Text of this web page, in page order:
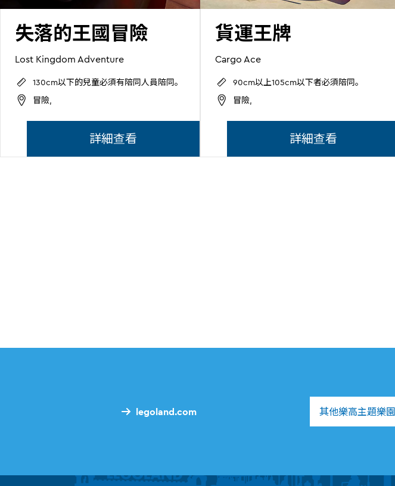
失落的王國冒險
Lost Kingdom Adventure
130cm以下的兒童必須有陪同人員陪同。
冒險,
詳細查看
貨運王牌
Cargo Ace
90cm以上105cm以下者必須陪同。
冒險,
詳細查看
legoland.com 其他樂高主題樂園